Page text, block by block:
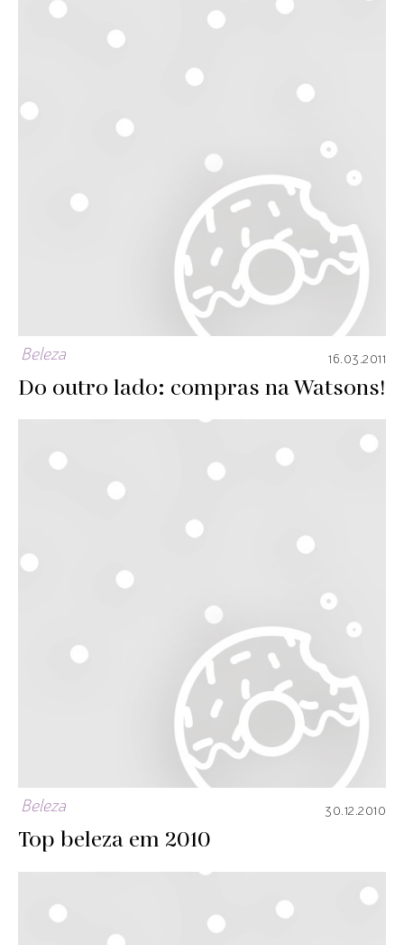
Beleza 16.03.2011
Do outro lado: compras na Watsons!
Beleza 30.12.2010
Top beleza em 2010